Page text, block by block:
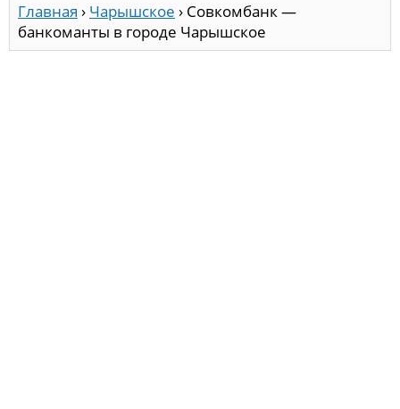
Главная › Чарышское › Совкомбанк —
банкоманты в городе Чарышское